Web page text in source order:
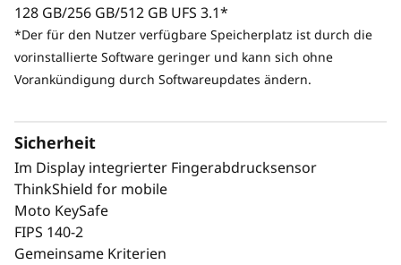
128 GB/256 GB/512 GB UFS 3.1*
*Der für den Nutzer verfügbare Speicherplatz ist durch die
vorinstallierte Software geringer und kann sich ohne
Vorankündigung durch Softwareupdates ändern.
Sicherheit
Im Display integrierter Fingerabdrucksensor
ThinkShield for mobile
Moto KeySafe
FIPS 140-2
Gemeinsame Kriterien